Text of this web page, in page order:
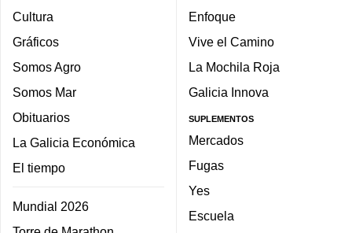
Cultura
Gráficos
Somos Agro
Somos Mar
Obituarios
La Galicia Económica
El tiempo
Mundial 2026
Enfoque
Vive el Camino
La Mochila Roja
Galicia Innova
SUPLEMENTOS
Mercados
Fugas
Yes
Escuela